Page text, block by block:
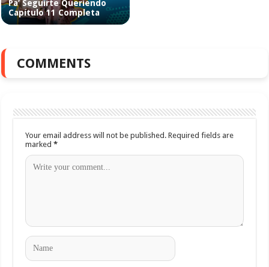
Pa’ Seguirte Queriendo
Capítulo 11 Completa
COMMENTS
Your email address will not be published. Required fields are
marked*